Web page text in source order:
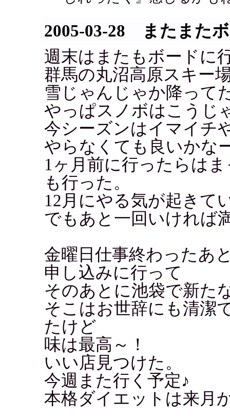
2005-03-28 またまた
週末はまたもボードに
群馬の丸沼高原スキー
雪じゃんじゃか降って
やっぱスノボはこうじ
今シーズンはイマイチ
やらなくても良いかな
1ヶ月前に行ったらは
も行った。
12月にやる気が起きて
でもあと一回いければ
金曜日仕事終わったあ
申し込みに行って
そのあとに池袋で新た
そこはお世辞にも清潔
たけど
味は最高～！
いい店見つけた。
今週また行く予定♪
本格ダイエットは来月